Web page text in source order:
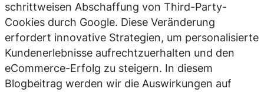
schrittweisen Abschaffung von Third-Party-
Cookies durch Google. Diese Veränderung
erfordert innovative Strategien, um personalisierte
Kundenerlebnisse aufrechtzuerhalten und den
eCommerce-Erfolg zu steigern. In diesem
Blogbeitrag werden wir die Auswirkungen auf